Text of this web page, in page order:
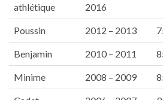
athlétique
2016
Poussin 2012 – 2013
Benjamin 2010 – 2011
Minime 2008 – 2009